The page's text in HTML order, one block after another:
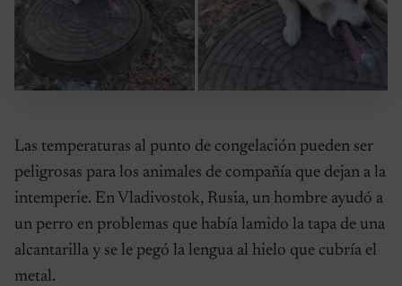
Las temperaturas al punto de congelación pueden ser
peligrosas para los animales de compañía que dejan a la
intemperie. En Vladivostok, Rusia, un hombre ayudó a
un perro en problemas que había lamido la tapa de una
alcantarilla y se le pegó la lengua al hielo que cubría el
metal.